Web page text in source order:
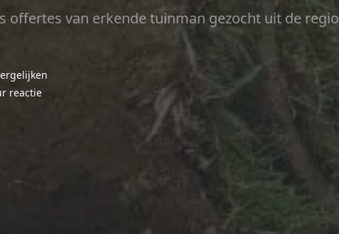
offertes van erkende tuinman gezocht uit de regio
reactie